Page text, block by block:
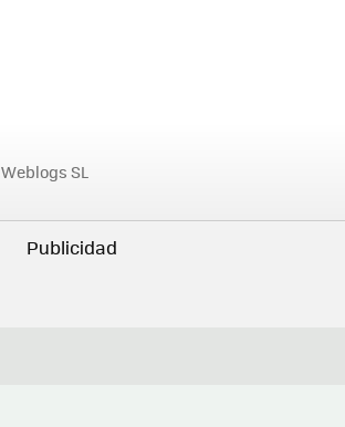
Weblogs SL